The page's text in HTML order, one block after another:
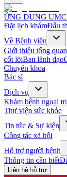
ỨNG DỤNG
Đặt lịch khámĐấu
Về Bệnh viện
Giới thiệu tổng quan
cốt lõiBan lãnh đạo
Chuyên khoa
Bác sĩ
Dịch vụ
Khám bệnh ngoại
Thư viện sức khỏe
Tin tức & Sự kiện
Công tác xã hội
Hỗ trợ người bệnh
Thông tin cần biết
Liên hệ hỗ trợ